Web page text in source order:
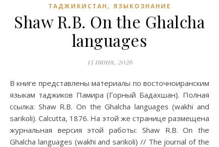
ТАДЖИКИСТАН , ЯЗЫКОЗНАНИЕ
Shaw R.B. On the Ghalcha
languages
15 июня, 2026
В книге представлены материалы по восточноиранским
языкам таджиков Памира (Горный Бадахшан). Полная
ссылка: Shaw R.B. On the Ghalcha languages (wakhi and
sarikoli). Calcutta, 1876. На этой же странице размещена
журнальная версия этой работы: Shaw R.B. On the
Ghalcha languages (wakhi and sarikoli) // The journal of the